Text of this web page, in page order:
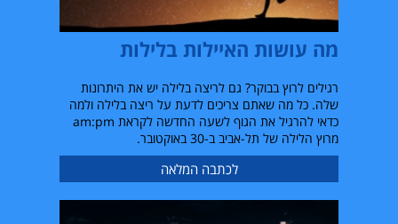
מה עושות האיילות בלילות
רגילים לרוץ בבוקר? גם לריצה בלילה יש את היתרונות
שלה. כל מה שאתם צריכים לדעת על ריצה בלילה ולמה
כדאי להרגיל את הגוף לשעה החדשה לקראת am:pm
מרוץ הלילה של תל-אביב ב-30 באוקטובר.
לכתבה המלאה